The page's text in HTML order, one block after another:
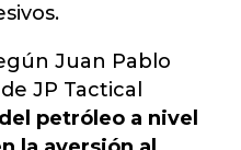
Juan Pablo
JP Tactical
petróleo a nivel